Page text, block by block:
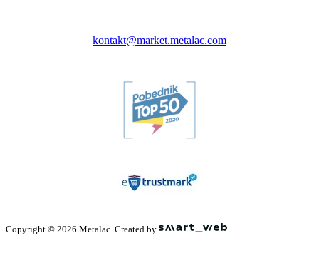
kontakt@market.metalac.com
Copyright © 2026 Metalac. Created by